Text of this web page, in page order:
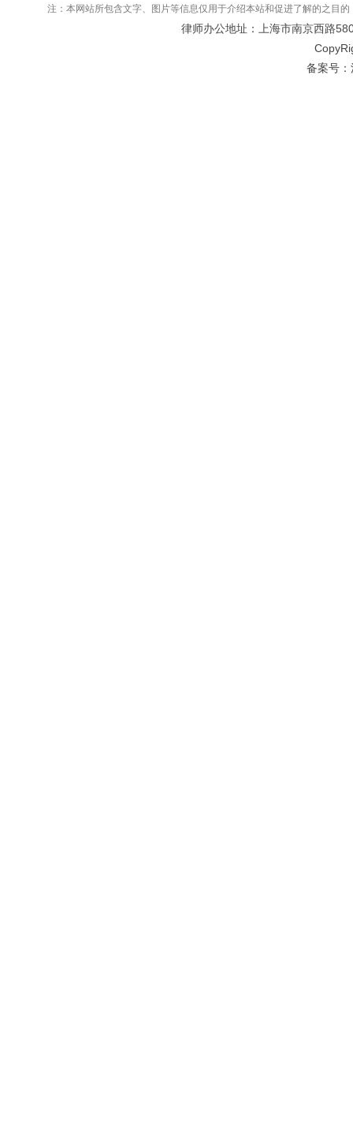
注：本网站所包含文字、图片等信息仅用于介绍本站和促进了解的之目
律师办公地址：上海市南京西路
备案号：